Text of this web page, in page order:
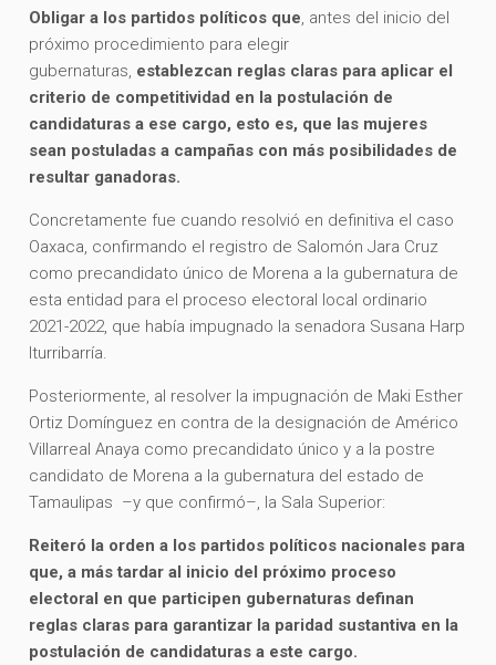
Obligar a los partidos políticos que, antes del inicio del
próximo procedimiento para elegir
gubernaturas, establezcan reglas claras para aplicar el
criterio de competitividad en la postulación de
candidaturas a ese cargo, esto es, que las mujeres
sean postuladas a campañas con más posibilidades de
resultar ganadoras.
Concretamente fue cuando resolvió en definitiva el caso
Oaxaca, confirmando el registro de Salomón Jara Cruz
como precandidato único de Morena a la gubernatura de
esta entidad para el proceso electoral local ordinario
2021-2022, que había impugnado la senadora Susana Harp
Iturribarría.
Posteriormente, al resolver la impugnación de Maki Esther
Ortiz Domínguez en contra de la designación de Américo
Villarreal Anaya como precandidato único y a la postre
candidato de Morena a la gubernatura del estado de
Tamaulipas –y que confirmó–, la Sala Superior:
Reiteró la orden a los partidos políticos nacionales para
que, a más tardar al inicio del próximo proceso
electoral en que participen gubernaturas definan
reglas claras para garantizar la paridad sustantiva en la
postulación de candidaturas a este cargo.